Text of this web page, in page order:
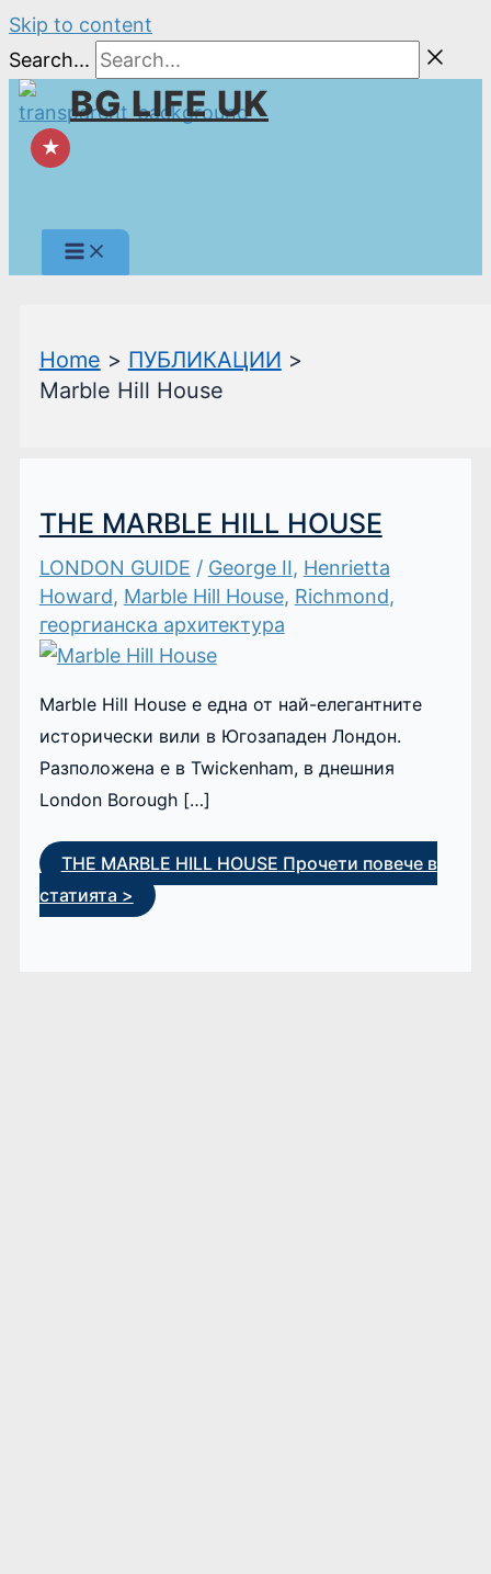
Skip to content
Search...
BG LIFE UK
★
Home
ПУБЛИКАЦИИ
Marble Hill House
THE MARBLE HILL HOUSE
LONDON GUIDE / George II, Henrietta
Howard, Marble Hill House, Richmond,
георгианска архитектура
Marble Hill House е една от най-елегантните
исторически вили в Югозападен Лондон.
Разположена е в Twickenham, в днешния
London Borough […]
THE MARBLE HILL HOUSE Прочети повече в
статията >